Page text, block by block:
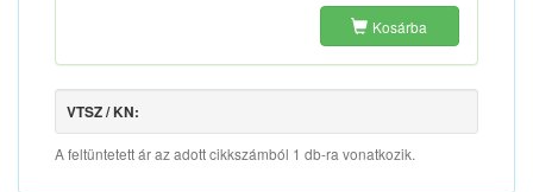
Kosárba
VTSZ / KN:
A feltüntetett ár az adott cikkszámból 1 db-ra vonatkozik.